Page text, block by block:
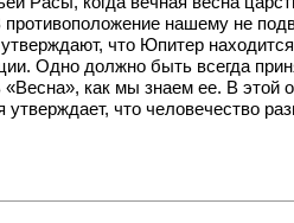
нашему не
что Юпитер
Одно должно быть всегда
как мы знаем ее. В этой
что человечество